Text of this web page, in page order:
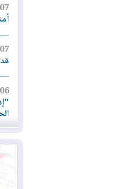
07
07
قد
06
06